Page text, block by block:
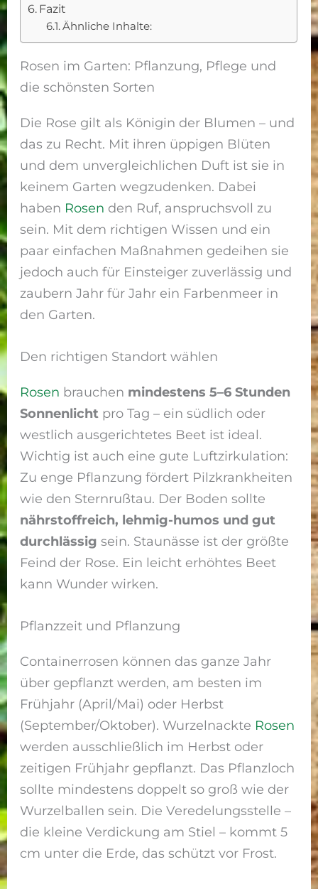
Fazit
Ähnliche Inhalte:
Rosen im Garten: Pflanzung, Pflege und
die schönsten Sorten
Die Rose gilt als Königin der Blumen – und
das zu Recht. Mit ihren üppigen Blüten
und dem unvergleichlichen Duft ist sie in
keinem Garten wegzudenken. Dabei
haben Rosen den Ruf, anspruchsvoll zu
sein. Mit dem richtigen Wissen und ein
paar einfachen Maßnahmen gedeihen sie
jedoch auch für Einsteiger zuverlässig und
zaubern Jahr für Jahr ein Farbenmeer in
den Garten.
Den richtigen Standort wählen
Rosen brauchen mindestens 5–6 Stunden
Sonnenlicht pro Tag – ein südlich oder
westlich ausgerichtetes Beet ist ideal.
Wichtig ist auch eine gute Luftzirkulation:
Zu enge Pflanzung fördert Pilzkrankheiten
wie den Sternrußtau. Der Boden sollte
nährstoffreich, lehmig-humos und gut
durchlässig sein. Staunässe ist der größte
Feind der Rose. Ein leicht erhöhtes Beet
kann Wunder wirken.
Pflanzzeit und Pflanzung
Containerrosen können das ganze Jahr
über gepflanzt werden, am besten im
Frühjahr (April/Mai) oder Herbst
(September/Oktober). Wurzelnackte Rosen
werden ausschließlich im Herbst oder
zeitigen Frühjahr gepflanzt. Das Pflanzloch
sollte mindestens doppelt so groß wie der
Wurzelballen sein. Die Veredelungsstelle –
die kleine Verdickung am Stiel – kommt 5
cm unter die Erde, das schützt vor Frost.